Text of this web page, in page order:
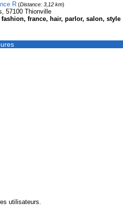
R(Distance: 3,12 km)
57100 Thionville
fashion, france, hair, parlor, salon, style
utilisateurs.